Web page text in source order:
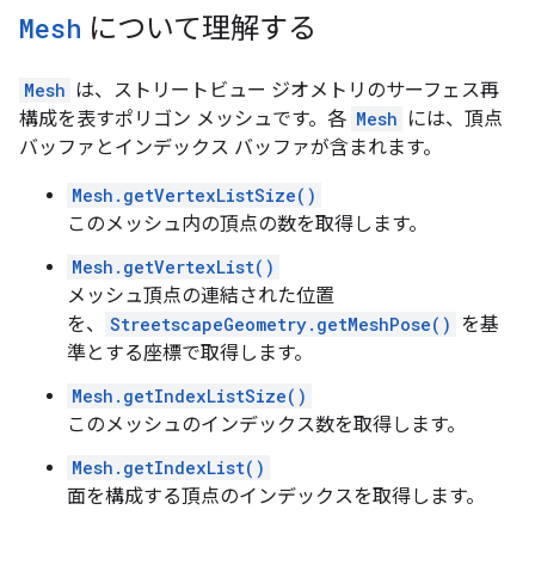
Mesh について理解する
Mesh は、ストリートビュー ジオメトリのサーフェス再
構成を表すポリゴン メッシュです。各 Mesh には、頂点
バッファとインデックス バッファが含まれます。
Mesh.getVertexListSize()
このメッシュ内の頂点の数を取得します。
Mesh.getVertexList()
メッシュ頂点の連結された位置
を、
StreetscapeGeometry.getMeshPose() を基
準とする座標で取得します。
Mesh.getIndexListSize()
このメッシュのインデックス数を取得します。
Mesh.getIndexList()
面を構成する頂点のインデックスを取得します。